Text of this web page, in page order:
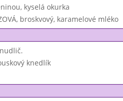
kyselá okurka
broskvový, karamelové mléko
knedlík